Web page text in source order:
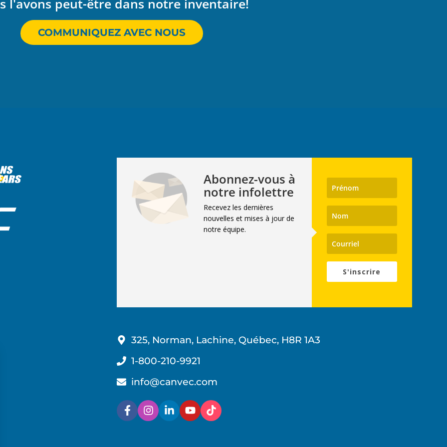
l'avons peut-être dans notre inventaire!
COMMUNIQUEZ AVEC NOUS
Abonnez-vous à
notre infolettre
Recevez les dernières
nouvelles et mises à jour de
notre équipe.
S'inscrire
325, Norman, Lachine, Québec, H8R 1A3
1-800-210-9921
info@canvec.com